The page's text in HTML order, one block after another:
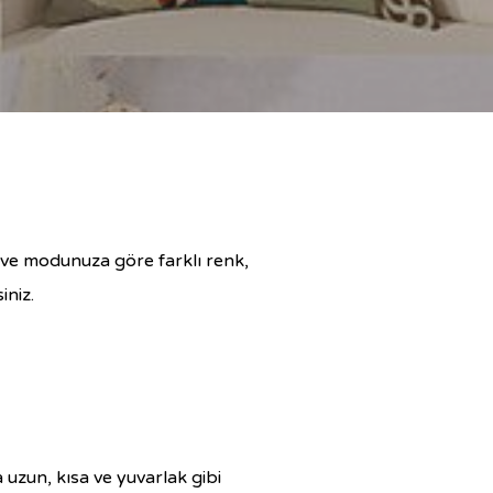
modunuza göre farklı renk,
kısa ve yuvarlak gibi